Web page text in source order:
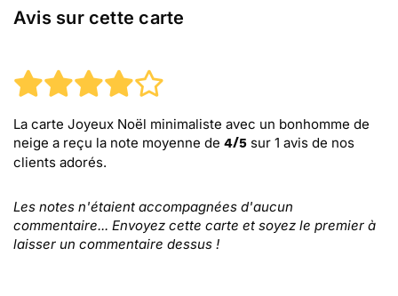
Avis sur cette carte
La carte Joyeux Noël minimaliste avec un bonhomme de
neige a reçu la note moyenne de 4/5 sur 1 avis de nos
clients adorés.
Les notes n'étaient accompagnées d'aucun
commentaire... Envoyez cette carte et soyez le premier à
laisser un commentaire dessus !